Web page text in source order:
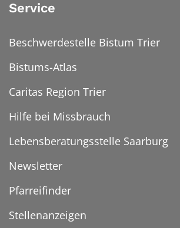
Service
Beschwerdestelle Bistum Trier
Bistums-Atlas
Caritas Region Trier
Hilfe bei Missbrauch
Lebensberatungsstelle Saarburg
Newsletter
Pfarreifinder
Stellenanzeigen